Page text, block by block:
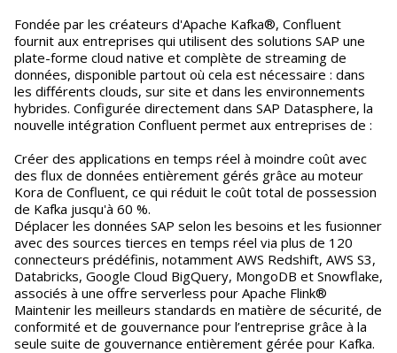
Fondée par les créateurs d'Apache Kafka®, Confluent
fournit aux entreprises qui utilisent des solutions SAP une
plate-forme cloud native et complète de streaming de
données, disponible partout où cela est nécessaire : dans
les différents clouds, sur site et dans les environnements
hybrides. Configurée directement dans SAP Datasphere, la
nouvelle intégration Confluent permet aux entreprises de :
Créer des applications en temps réel à moindre coût avec
des flux de données entièrement gérés grâce au moteur
Kora de Confluent, ce qui réduit le coût total de possession
de Kafka jusqu'à 60 %.
Déplacer les données SAP selon les besoins et les fusionner
avec des sources tierces en temps réel via plus de 120
connecteurs prédéfinis, notamment AWS Redshift, AWS S3,
Databricks, Google Cloud BigQuery, MongoDB et Snowflake,
associés à une offre serverless pour Apache Flink®
Maintenir les meilleurs standards en matière de sécurité, de
conformité et de gouvernance pour l’entreprise grâce à la
seule suite de gouvernance entièrement gérée pour Kafka.